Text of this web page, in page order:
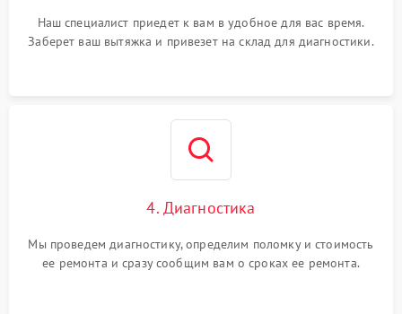
Наш специалист приедет к вам в удобное для вас время.
Заберет ваш вытяжка и привезет на склад для диагностики.
4. Диагностика
Мы проведем диагностику, определим поломку и стоимость
ее ремонта и сразу сообщим вам о сроках ее ремонта.